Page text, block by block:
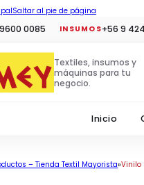
Saltar al pie de página
0085 INSUMOS+56 9
Horario tiendas:
Textiles, insumos y
máquinas para tu
negocio.
Inicio
– Tienda Textil Mayorista Vinilo